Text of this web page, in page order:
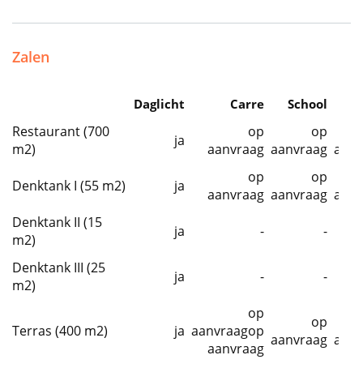
Zalen
Daglicht Carre School
Restaurant (700
m2)
ja
op
aanvraag
op
aanvraag
Denktank I (55 m2) ja
op
aanvraag
op
aanvraag
Denktank II (15
m2)
ja - -
Denktank III (25
m2)
ja - -
Terras (400 m2) ja
op
aanvraagop
aanvraag
op
aanvraag